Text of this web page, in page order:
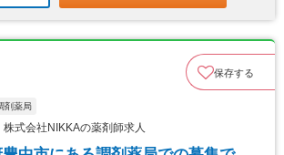
保存する
剤薬局
式会社NIKKAの薬剤師求人